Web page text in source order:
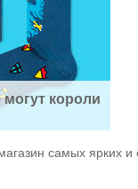
могут короли
самых ярких и